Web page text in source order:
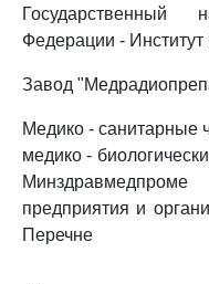
Государственный
Федерации - Институт
Завод
Медико - санитарные
медико -
предприятия и
Перечне